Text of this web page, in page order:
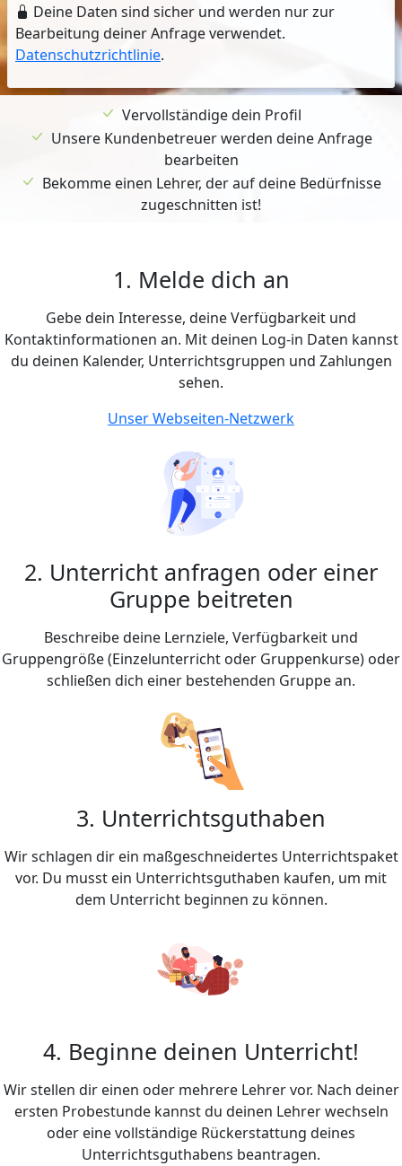
Deine Daten sind sicher und werden nur zur
Bearbeitung deiner Anfrage verwendet.
Datenschutzrichtlinie.
Vervollständige dein Profil
Unsere Kundenbetreuer werden deine Anfrage
bearbeiten
Bekomme einen Lehrer, der auf deine Bedürfnisse
zugeschnitten ist!
1. Melde dich an
Gebe dein Interesse, deine Verfügbarkeit und
Kontaktinformationen an. Mit deinen Log-in Daten kannst
du deinen Kalender, Unterrichtsgruppen und Zahlungen
sehen.
Unser Webseiten-Netzwerk
2. Unterricht anfragen oder einer
Gruppe beitreten
Beschreibe deine Lernziele, Verfügbarkeit und
Gruppengröße (Einzelunterricht oder Gruppenkurse) oder
schließen dich einer bestehenden Gruppe an.
3. Unterrichtsguthaben
Wir schlagen dir ein maßgeschneidertes Unterrichtspaket
vor. Du musst ein Unterrichtsguthaben kaufen, um mit
dem Unterricht beginnen zu können.
4. Beginne deinen Unterricht!
Wir stellen dir einen oder mehrere Lehrer vor. Nach deiner
ersten Probestunde kannst du deinen Lehrer wechseln
oder eine vollständige Rückerstattung deines
Unterrichtsguthabens beantragen.